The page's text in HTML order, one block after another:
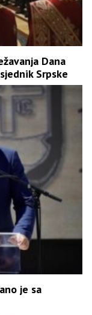
Dana
Srpske
je sa